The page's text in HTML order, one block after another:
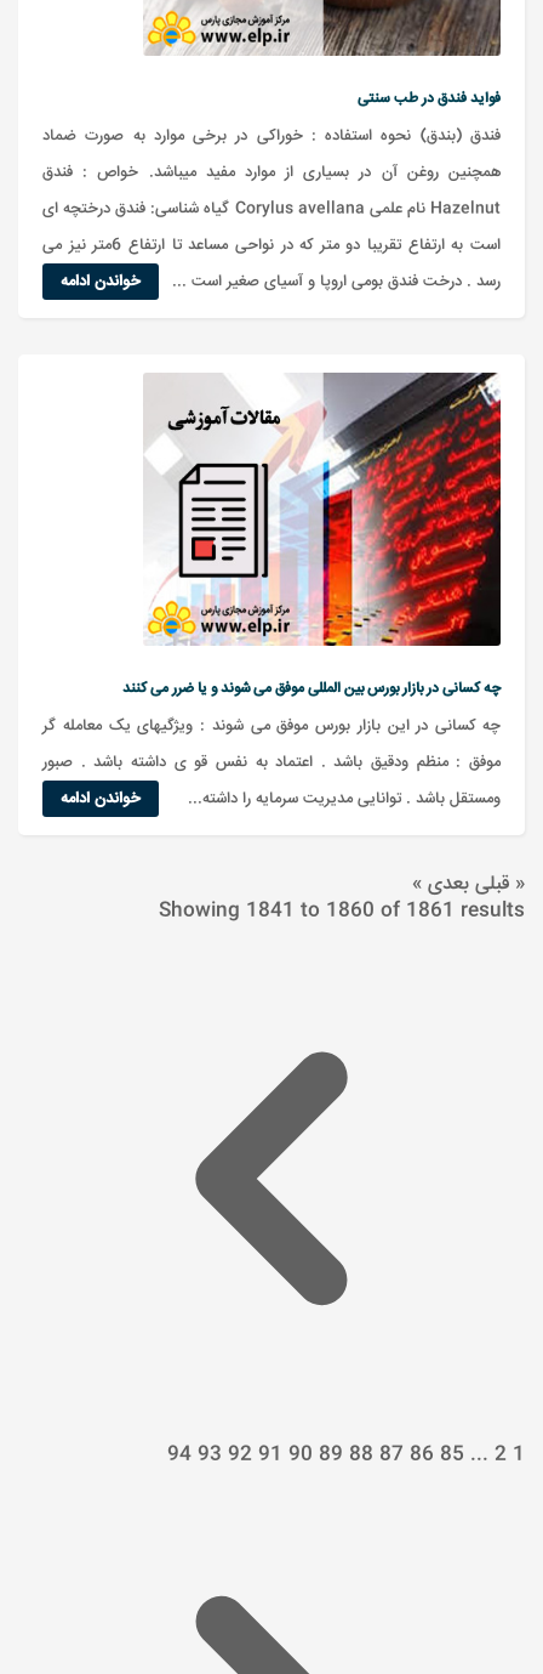
فواید فندق در طب سنتی
فندق (بندق) نحوه استفاده : خوراکی در برخی موارد به صورت ضماد
همچنین روغن آن در بسیاری از موارد مفید میباشد. خواص : فندق
Hazelnut نام علمی Corylus avellana گیاه شناسی: فندق درختچه ای
است به ارتفاع تقریبا دو متر که در نواحی مساعد تا ارتفاع 6متر نیز می
رسد . درخت فندق بومی اروپا و آسیای صغیر است ...
خواندن ادامه
چه کسانی در بازار بورس بین المللی موفق می شوند و یا ضرر می کنند
چه کسانی در این بازار بورس موفق می شوند : ویژگیهای یک معامله گر
موفق : منظم ودقیق باشد . اعتماد به نفس قو ی داشته باشد . صبور
ومستقل باشد . توانایی مدیریت سرمایه را داشته...
خواندن ادامه
« قبلی بعدی »
Showing 1841 to 1860 of 1861 results
1
2
...
85
86
87
88
89
90
91
92
93
94